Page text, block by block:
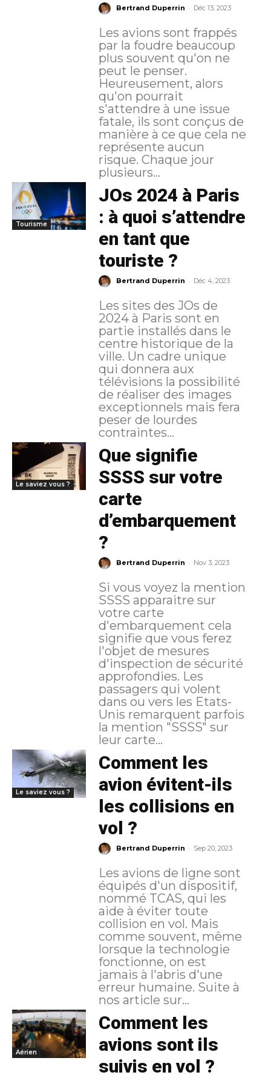
Bertrand Duperrin - Déc 13, 2023
Les avions sont frappés
par la foudre beaucoup
plus souvent qu'on ne
peut le penser.
Heureusement, alors
qu'on pourrait
s'attendre à une issue
fatale, ils sont conçus de
manière à ce que cela ne
représente aucun
risque. Chaque jour
plusieurs...
Tourisme
JOs 2024 à Paris
: à quoi s’attendre
en tant que
touriste ?
Bertrand Duperrin - Déc 4, 2023
Les sites des JOs de
2024 à Paris sont en
partie installés dans le
centre historique de la
ville. Un cadre unique
qui donnera aux
télévisions la possibilité
de réaliser des images
exceptionnels mais fera
peser de lourdes
contraintes...
Le saviez vous ?
Que signifie
SSSS sur votre
carte
d’embarquement
?
Bertrand Duperrin - Nov 3, 2023
Si vous voyez la mention
SSSS apparaitre sur
votre carte
d'embarquement cela
signifie que vous ferez
l'objet de mesures
d'inspection de sécurité
approfondies. Les
passagers qui volent
dans ou vers les Etats-
Unis remarquent parfois
la mention "SSSS" sur
leur carte...
Le saviez vous ?
Comment les
avion évitent-ils
les collisions en
vol ?
Bertrand Duperrin - Sep 20, 2023
Les avions de ligne sont
équipés d'un dispositif,
nommé TCAS, qui les
aide à éviter toute
collision en vol. Mais
comme souvent, même
lorsque la technologie
fonctionne, on est
jamais à l'abris d'une
erreur humaine. Suite à
nos article sur...
Aérien
Comment les
avions sont ils
suivis en vol ?